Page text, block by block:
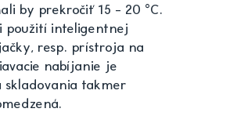
by prekročiť 15 – 20 °C.
použití inteligentnej
resp. prístroja na
nabíjanie je
skladovania takmer